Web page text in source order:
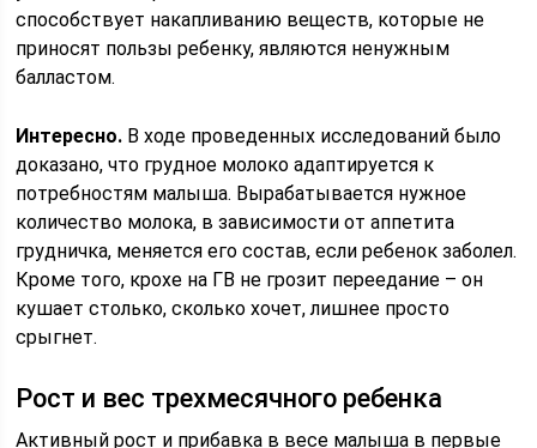
способствует накапливанию веществ, которые не
приносят пользы ребенку, являются ненужным
балластом.
Интересно. В ходе проведенных исследований было
доказано, что грудное молоко адаптируется к
потребностям малыша. Вырабатывается нужное
количество молока, в зависимости от аппетита
грудничка, меняется его состав, если ребенок заболел.
Кроме того, крохе на ГВ не грозит переедание – он
кушает столько, сколько хочет, лишнее просто
срыгнет.
Рост и вес трехмесячного ребенка
Активный рост и прибавка в весе малыша в первые